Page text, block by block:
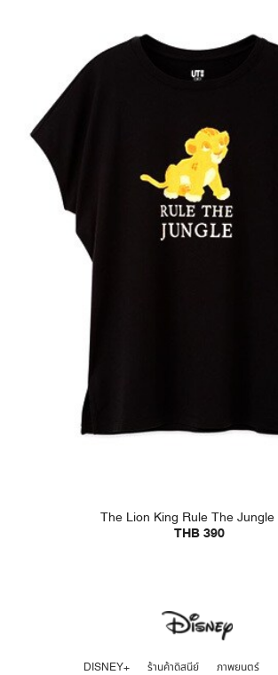
The Lion King Rule The Jungle
THB 390
DISNEY+ ร้านค้าดิสนีย์ ภาพยนตร์